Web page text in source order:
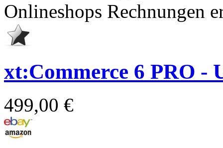
Onlineshops Rechnungen
xt:Commerce 6 PRO -
499,00 €